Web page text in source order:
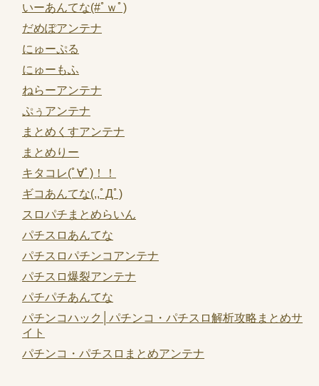
いーあんてな(#ﾟｗﾟ)
だめぽアンテナ
にゅーぷる
にゅーもふ
ねらーアンテナ
ぷぅアンテナ
まとめくすアンテナ
まとめりー
キタコレ(ﾟ∀ﾟ)！！
ギコあんてな(,,ﾟДﾟ)
スロパチまとめらいん
パチスロあんてな
パチスロパチンコアンテナ
パチスロ爆裂アンテナ
パチパチあんてな
パチンコハック│パチンコ・パチスロ解析攻略まとめサ
イト
パチンコ・パチスロまとめアンテナ